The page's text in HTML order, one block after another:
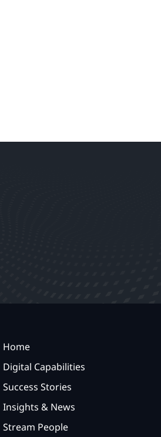
Home
Digital Capabilities
Success Stories
Insights & News
Stream People